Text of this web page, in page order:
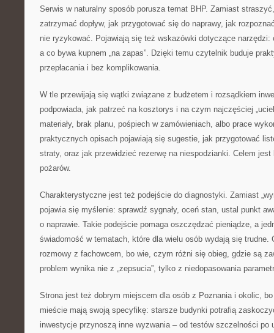
Serwis w naturalny sposób porusza temat BHP. Zamiast
zatrzymać dopływ, jak przygotować się do naprawy, jak
nie ryzykować. Pojawiają się też wskazówki dotyczące
a co bywa kupnem „na zapas”. Dzięki temu czytelnik buduje
przepłacania i bez komplikowania.
W tle przewijają się wątki związane z budżetem i rozsądkiem
podpowiada, jak patrzeć na kosztorys i na czym najczęściej
materiały, brak planu, pośpiech w zamówieniach, albo prace
praktycznych opisach pojawiają się sugestie, jak przygotować
straty, oraz jak przewidzieć rezerwę na niespodzianki. Celem
pożarów.
Charakterystyczne jest też podejście do diagnostyki. Zamiast
pojawia się myślenie: sprawdź sygnały, oceń stan, ustal punkt
o naprawie. Takie podejście pomaga oszczędzać pieniądze, a
świadomość w tematach, które dla wielu osób wydają się
rozmowy z fachowcem, bo wie, czym różni się obieg, gdzie są
problem wynika nie z „zepsucia”, tylko z niedopasowania
Strona jest też dobrym miejscem dla osób z Poznania i okolic,
mieście mają swoją specyfikę: starsze budynki potrafią
inwestycje przynoszą inne wyzwania – od testów szczelności po